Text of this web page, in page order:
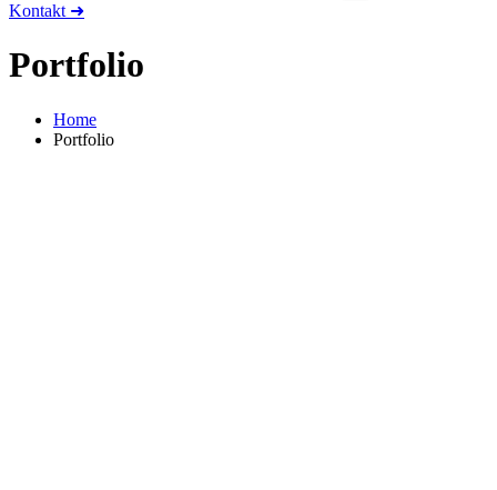
Kontakt ➜
Portfolio
Home
Portfolio